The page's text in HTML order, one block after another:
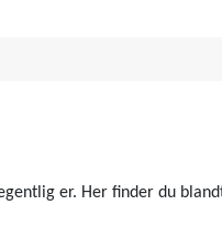
er. Her finder du